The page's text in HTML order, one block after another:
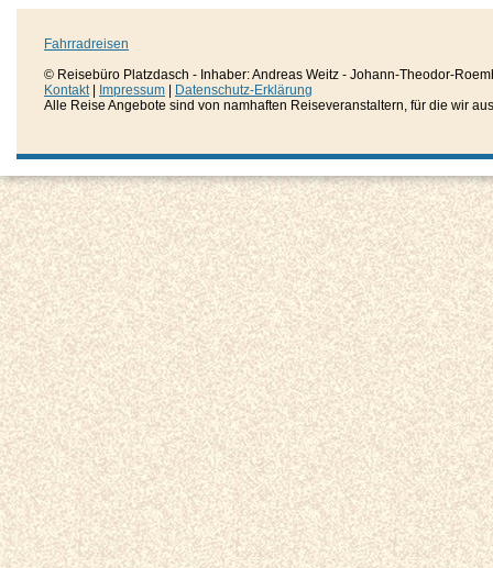
Fahrradreisen
© Reisebüro Platzdasch - Inhaber: Andreas Weitz - Johann-Theodor-
Kontakt| Impressum
Datenschutz-Erklärung
Alle Reise Angebote sind von namhaften Reiseveranstaltern, für die wir